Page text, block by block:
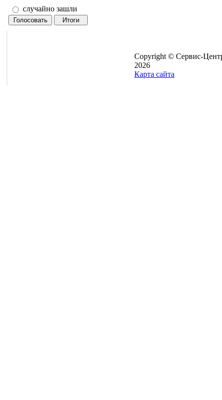
случайно зашли
Copyright © Сервис-
2026
Карта сайта